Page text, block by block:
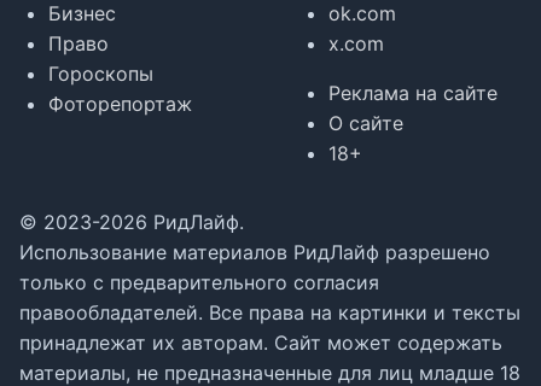
Бизнес
Право
Гороскопы
Фоторепортаж
ok.com
x.com
Реклама на сайте
О сайте
18+
© 2023-2026 РидЛайф.
Использование материалов РидЛайф разрешено
только с предварительного согласия
правообладателей. Все права на картинки и тексты
принадлежат их авторам. Сайт может содержать
материалы, не предназначенные для лиц младше 18